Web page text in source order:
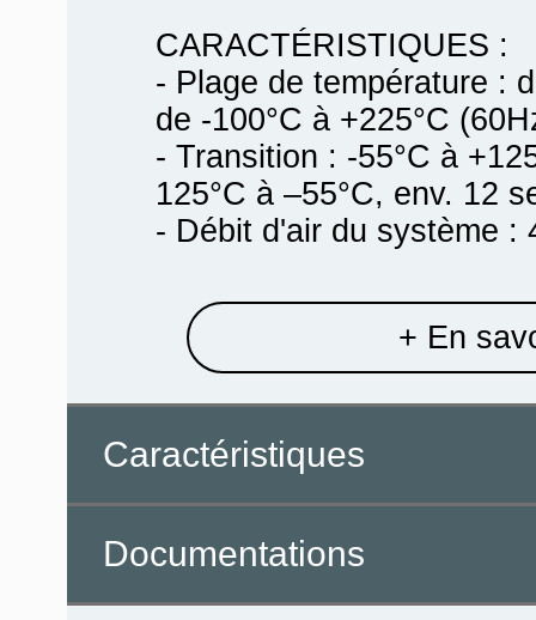
CARACTÉRISTIQUES :
- Plage de température :
de -100°C à +225°C
- Transition : -55°C à
125°C à –55°C, env. 12
- Débit d'air du système :
+ En
Caractéristiques
Documentations